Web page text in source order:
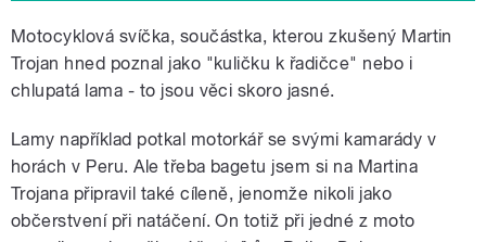
Motocyklová svíčka, součástka, kterou zkušený Martin
Trojan hned poznal jako "kuličku k řadičce" nebo i
chlupatá lama - to jsou věci skoro jasné.
Lamy například potkal motorkář se svými kamarády v
horách v Peru. Ale třeba bagetu jsem si na Martina
Trojana připravil také cíleně, jenomže nikoli jako
občerstvení při natáčení. On totiž při jedné z moto